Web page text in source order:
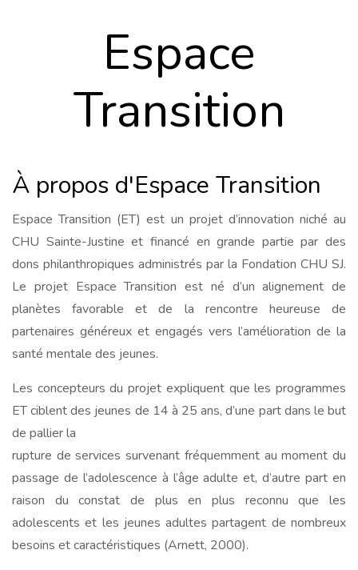
Espace
Transition
À propos d'Espace Transition
Espace Transition (ET) est un projet d’innovation niché au
CHU Sainte-Justine et financé en grande partie par des
dons philanthropiques administrés par la Fondation CHU SJ.
Le projet Espace Transition est né d’un alignement de
planètes favorable et de la rencontre heureuse de
partenaires généreux et engagés vers l’amélioration de la
santé mentale des jeunes.
Les concepteurs du projet expliquent que les programmes
ET ciblent des jeunes de 14 à 25 ans, d’une part dans le but
de pallier la
rupture de services survenant fréquemment au moment du
passage de l’adolescence à l’âge adulte et, d’autre part en
raison du constat de plus en plus reconnu que les
adolescents et les jeunes adultes partagent de nombreux
besoins et caractéristiques (Arnett, 2000).